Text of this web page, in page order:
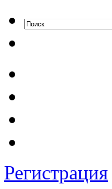
Регистрация